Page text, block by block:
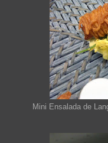
Mini Ensalada de